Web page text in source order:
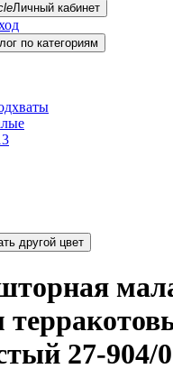
Личный кабинет
по категориям
Выбрать другой цвет
27-904/